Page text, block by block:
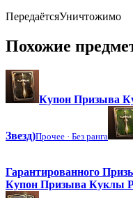
ПередаётсяУничтожимо
Похожие
Купон Призыва
Звезд)Прочее · Без ранга
Гарантированного
Купон Призыва Куклы